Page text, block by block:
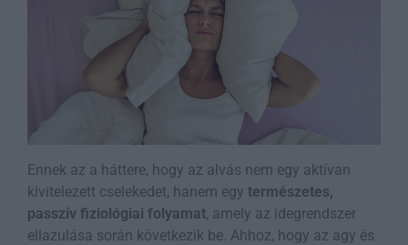
Ennek az a háttere, hogy az alvás nem egy aktívan
kivitelezett cselekedet, hanem egy természetes,
passzív fiziológiai folyamat, amely az idegrendszer
ellazulása során következik be. Ahhoz, hogy az agy és